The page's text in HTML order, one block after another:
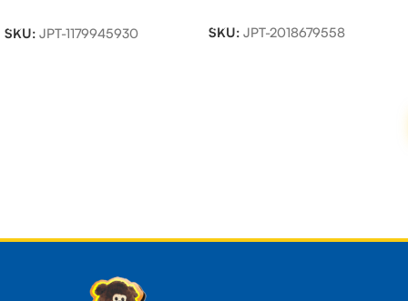
SKU: JPT-1179945930 SKU: JPT-2018679558